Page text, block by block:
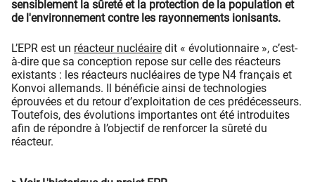
sensiblement la sûreté et la protection de la population et
de l'environnement contre les rayonnements ionisants.
L’EPR est un réacteur nucléaire dit « évolutionnaire », c’est-
à-dire que sa conception repose sur celle des réacteurs
existants : les réacteurs nucléaires de type N4 français et
Konvoi allemands. Il bénéficie ainsi de technologies
éprouvées et du retour d’exploitation de ces prédécesseurs.
Toutefois, des évolutions importantes ont été introduites
afin de répondre à l’objectif de renforcer la sûreté du
réacteur.